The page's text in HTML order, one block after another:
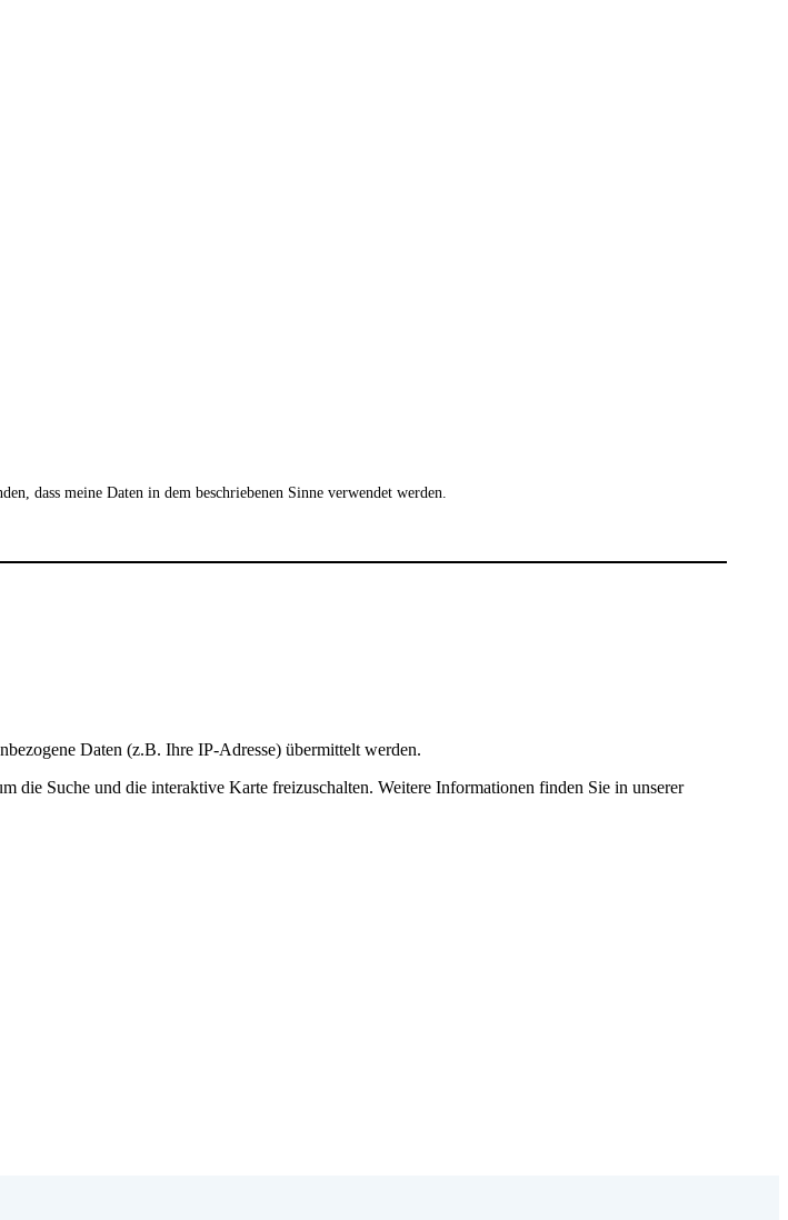
dass meine Daten in dem beschriebenen Sinne verwendet werden.
Daten (z.B. Ihre IP-Adresse) übermittelt werden.
Suche und die interaktive Karte freizuschalten. Weitere Informationen finden Sie in unserer